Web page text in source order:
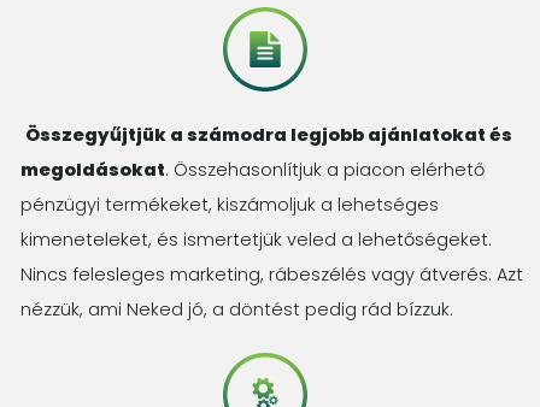
Összegyűjtjük a számodra legjobb ajánlatokat és
megoldásokat. Összehasonlítjuk a piacon elérhető
pénzügyi termékeket, kiszámoljuk a lehetséges
kimeneteleket, és ismertetjük veled a lehetőségeket.
Nincs felesleges marketing, rábeszélés vagy átverés. Azt
nézzük, ami Neked jó, a döntést pedig rád bízzuk.